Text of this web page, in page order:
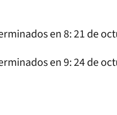
en 8: 21 de
en 9: 24 de